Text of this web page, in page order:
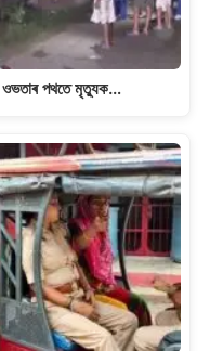
ওভতাৰ পথতে মৃত্যুক…